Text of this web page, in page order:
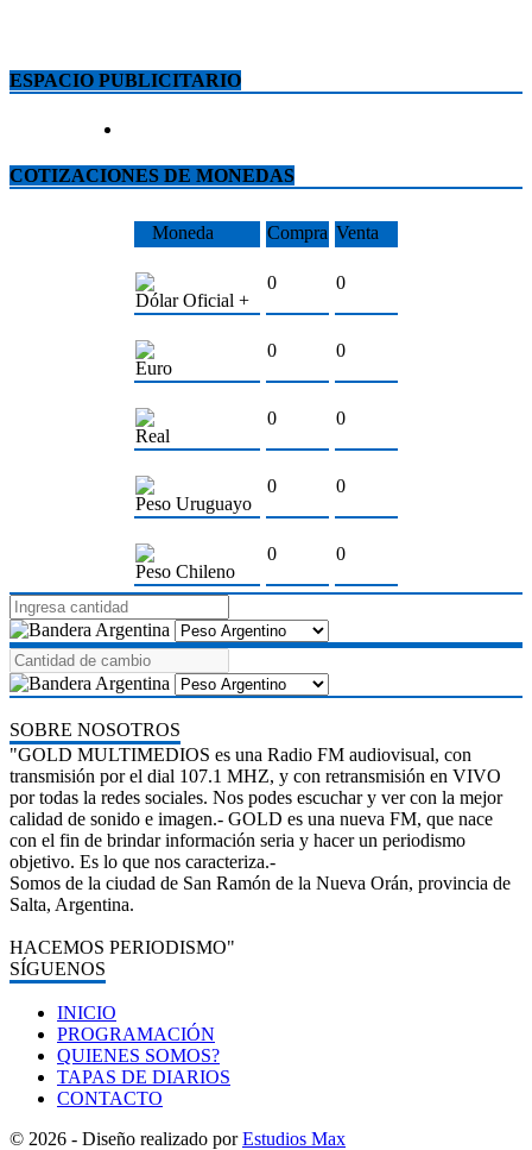
ESPACIO PUBLICITARIO
COTIZACIONES DE MONEDAS
Moneda Compra Venta
Dólar Oficial +
0 0
Euro
0 0
Real
0 0
Peso Uruguayo
0 0
Peso Chileno
0 0
SOBRE NOSOTROS
"GOLD MULTIMEDIOS es una Radio FM audiovisual, con
transmisión por el dial 107.1 MHZ, y con retransmisión en VIVO
por todas la redes sociales. Nos podes escuchar y ver con la mejor
calidad de sonido e imagen.- GOLD es una nueva FM, que nace
con el fin de brindar información seria y hacer un periodismo
objetivo. Es lo que nos caracteriza.-
Somos de la ciudad de San Ramón de la Nueva Orán, provincia de
Salta, Argentina.
HACEMOS PERIODISMO"
SÍGUENOS
INICIO
PROGRAMACIÓN
QUIENES SOMOS?
TAPAS DE DIARIOS
CONTACTO
© 2026 - Diseño realizado porEstudios Max